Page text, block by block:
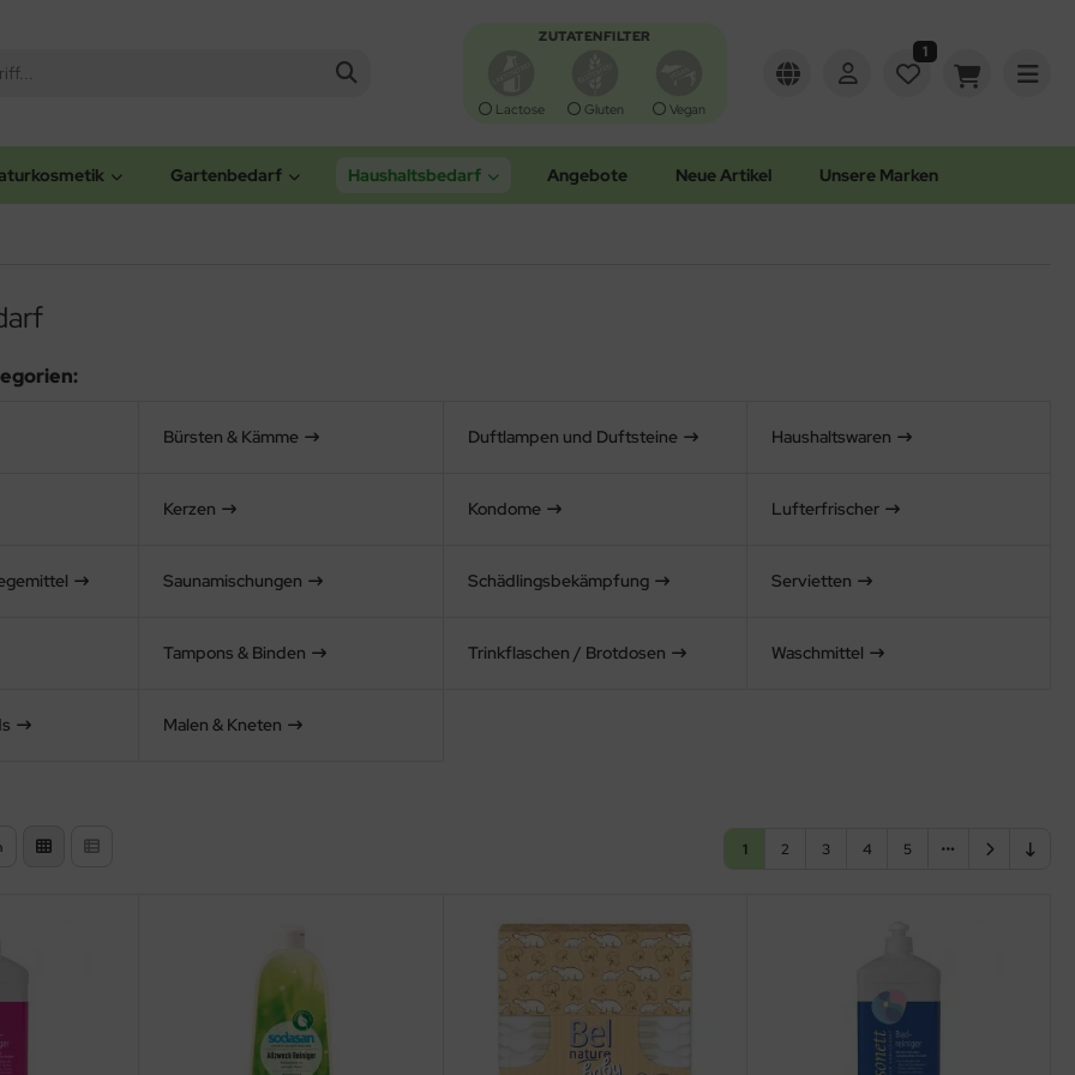
ZUTATENFILTER
Lactose Gluten Vegan
1
Gartenbedarf Haushaltsbedarf Angebote Neue Artikel Unsere Marken
Bürsten & Kämme Duftlampen und Duftsteine Haushaltswaren
Kerzen Kondome Lufterfrischer
Saunamischungen Schädlingsbekämpfung Servietten
Tampons & Binden Trinkflaschen / Brotdosen Waschmittel
Malen & Kneten
1 2 3 4 5